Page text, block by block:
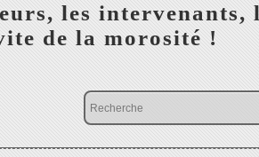
les intervenants,
de la morosité !